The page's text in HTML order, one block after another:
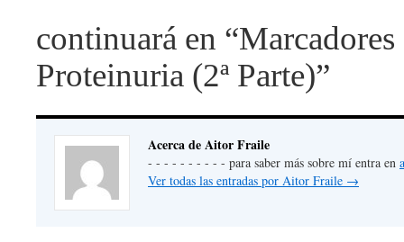
continuará en
Proteinuria (2ª Parte)”
Acerca de Aitor Fraile
- - - - - - - - - - para saber más sobre mí entra en
Ver todas las entradas por Aitor Fraile →